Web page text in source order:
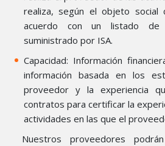
realiza, según el objeto
acuerdo con un listado de
suministrado por ISA.
Capacidad: Información
información basada en los
proveedor y la experiencia
contratos para certificar la
actividades en las que el
Nuestros proveedores